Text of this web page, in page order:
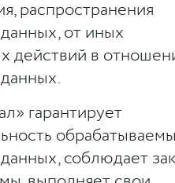
распространения
от иных
действий в
гарантирует
соблюдает